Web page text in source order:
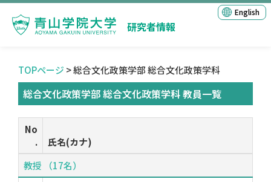
研究者情報
English
TOPページ > 総合文化政策学部 総合文化政策学科
総合文化政策学部 総合文化政策学科 教員一覧
No
.
氏名(カナ)
教授 （17名）